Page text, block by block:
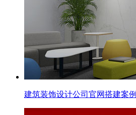
建筑装饰设计公司官网搭建案例